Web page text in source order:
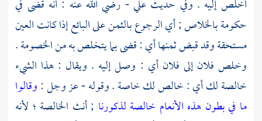
أخلص إليه . وفي حديث علي- رضي الله عنه : أنه قضى في
حكومة بالخلاص ; أي الرجوع بالثمن على البائع إذا كانت العين
مستحقة وقد قبض ثمنها أي : قضى بما يتخلص به من الخصومة .
وخلص فلان إلى فلان أي : وصل إليه . ويقال : هذا الشيء
خالصة لك أي : خالص لك خاصة . وقوله - عز وجل :وقالوا
ما في بطون هذه الأنعام خالصة لذكورنا ; أنث الخالصة ؛ لأنه